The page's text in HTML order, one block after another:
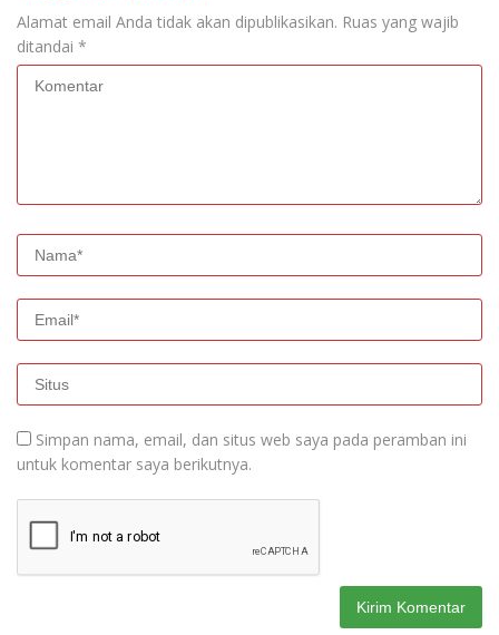
Alamat email Anda tidak akan dipublikasikan. Ruas yang wajib
ditandai *
Simpan nama, email, dan situs web saya pada peramban ini
untuk komentar saya berikutnya.